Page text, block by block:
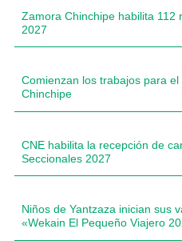
Zamora Chinchipe habilita 112
2027
Comienzan los trabajos para
Chinchipe
CNE habilita la recepción de
Seccionales 2027
Niños de Yantzaza inician sus
«Wekain El Pequeño Viajero